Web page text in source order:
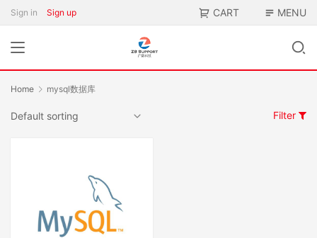
Sign in Sign up CART MENU
Home mysql数据库
Filter